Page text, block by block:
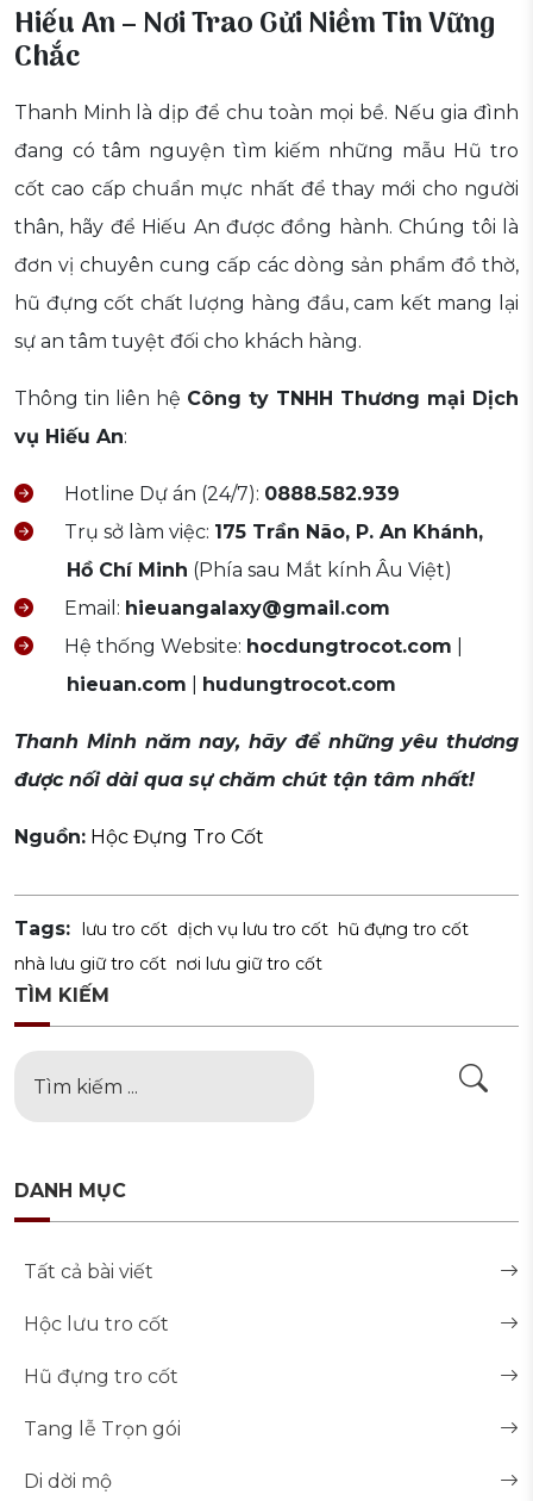
Hiếu An – Nơi Trao Gửi Niềm Tin Vững
Chắc
Thanh Minh là dịp để chu toàn mọi bề. Nếu gia đình
đang có tâm nguyện tìm kiếm những mẫu Hũ tro
cốt cao cấp chuẩn mực nhất để thay mới cho người
thân, hãy để Hiếu An được đồng hành. Chúng tôi là
đơn vị chuyên cung cấp các dòng sản phẩm đồ thờ,
hũ đựng cốt chất lượng hàng đầu, cam kết mang lại
sự an tâm tuyệt đối cho khách hàng.
Thông tin liên hệ Công ty TNHH Thương mại Dịch
vụ Hiếu An:
Hotline Dự án (24/7): 0888.582.939
Trụ sở làm việc: 175 Trần Não, P. An Khánh,
Hồ Chí Minh (Phía sau Mắt kính Âu Việt)
Email: hieuangalaxy@gmail.com
Hệ thống Website: hocdungtrocot.com
hieuan.com
hudungtrocot.com
Thanh Minh năm nay, hãy để những yêu thương
được nối dài qua sự chăm chút tận tâm nhất!
Nguồn: Hộc Đựng Tro Cốt
Tags: lưu tro cốt dịch vụ lưu tro cốt hũ đựng tro cốt
nhà lưu giữ tro cốt nơi lưu giữ tro cốt
TÌM KIẾM
DANH MỤC
Tất cả bài viết
Hộc lưu tro cốt
Hũ đựng tro cốt
Tang lễ Trọn gói
Di dời mộ